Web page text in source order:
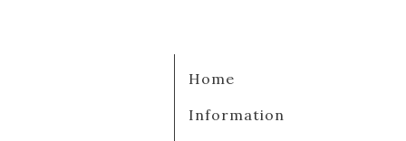
Home
Information